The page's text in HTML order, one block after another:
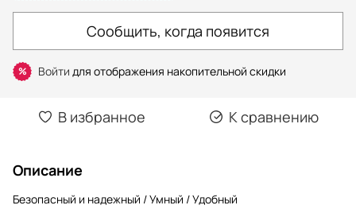
Сообщить, когда появится
% Войти для отображения накопительной скидки
В избранное К сравнению
Описание
Безопасный и надежный / Умный / Удобный